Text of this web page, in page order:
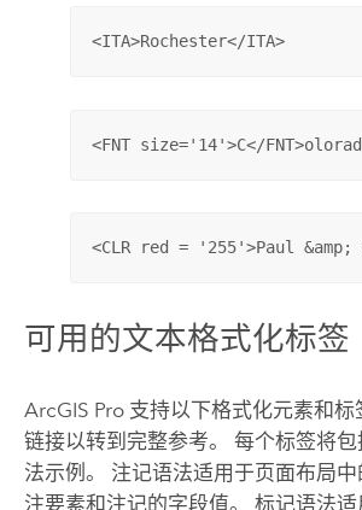
<ITA>Rochester</ITA>
<FNT size='14'>C</
<CLR red = '255'>Paul &amp;
可用的文本格式化标签
ArcGIS Pro支持以下格式化元素和标
链接以转到完整参考。 每个标签将
法示例。 注记语法适用于页面布局
注要素和注记的字段值。 标记语法